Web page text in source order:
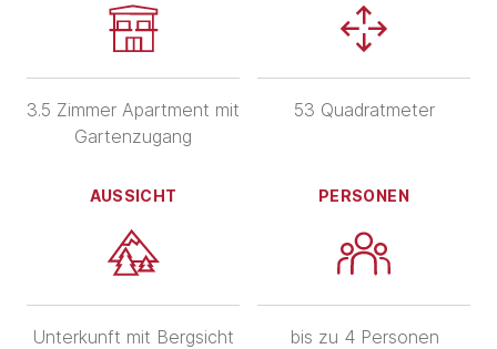
3.5 Zimmer Apartment mit
Gartenzugang
53 Quadratmeter
AUSSICHT
Unterkunft mit Bergsicht
PERSONEN
bis zu 4 Personen